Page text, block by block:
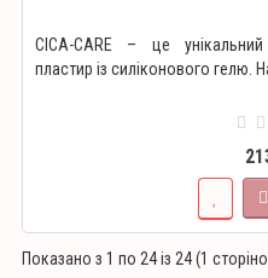
CICA-CARE – це
пластир із силіконового гелю.
Показано з 1 по 24 із 24 (1